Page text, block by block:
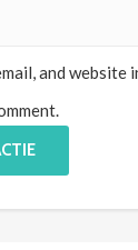
and website